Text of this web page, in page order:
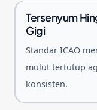
Tersenyum
Gigi
Standar ICAO
mulut tertutup
konsisten.